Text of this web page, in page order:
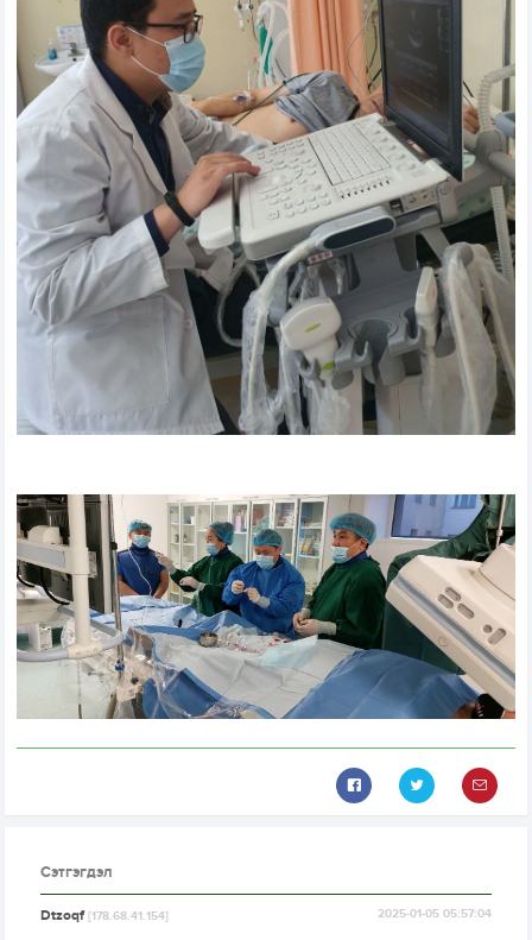
Сэтгэгдэл
Dtzoqf[178.68.41.154] 2025-01-05 05:57:04